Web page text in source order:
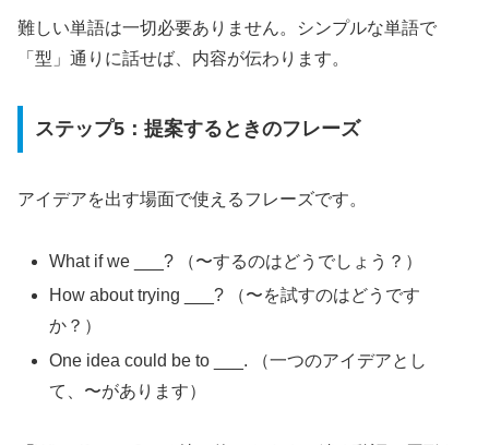
難しい単語は一切必要ありません。シンプルな単語で
「型」通りに話せば、内容が伝わります。
ステップ5：提案するときのフレーズ
アイデアを出す場面で使えるフレーズです。
What if we ___? （〜するのはどうでしょう？）
How about trying ___? （〜を試すのはどうです
か？）
One idea could be to ___. （一つのアイデアとし
て、〜があります）